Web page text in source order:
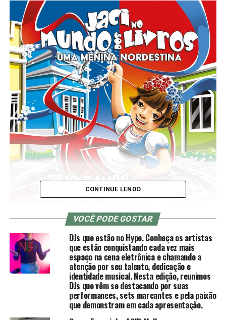
O mês de outubro traz novidades na literatura infantil. É
o livro, da escritora Jô Ramos, que será lançado no Salão
Internacional do Livro, e pretende alcançar os leitores
CONTINUE LENDO
VOCÊ PODE GOSTAR
DJs que estão no Hype. Conheça os artistas
que estão conquistando cada vez mais
espaço na cena eletrônica e chamando a
atenção por seu talento, dedicação e
identidade musical. Nesta edição, reunimos
DJs que vêm se destacando por suas
performances, sets marcantes e pela paixão
que demonstram em cada apresentação.